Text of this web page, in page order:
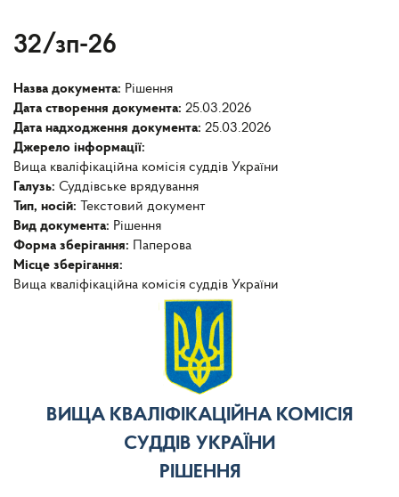
32/зп-26
Назва документа: Рішення
Дата створення документа: 25.03.2026
Дата надходження документа: 25.03.2026
Джерело інформації:
Вища кваліфікаційна комісія суддів України
Галузь: Суддівське врядування
Тип, носій:
Текстовий документ
Вид документа: Рішення
Форма зберігання:
Паперова
Місце зберігання:
Вища кваліфікаційна комісія суддів України
ВИЩА КВАЛІФІКАЦІЙНА КОМІСІЯ
СУДДІВ УКРАЇНИ
РІШЕННЯ